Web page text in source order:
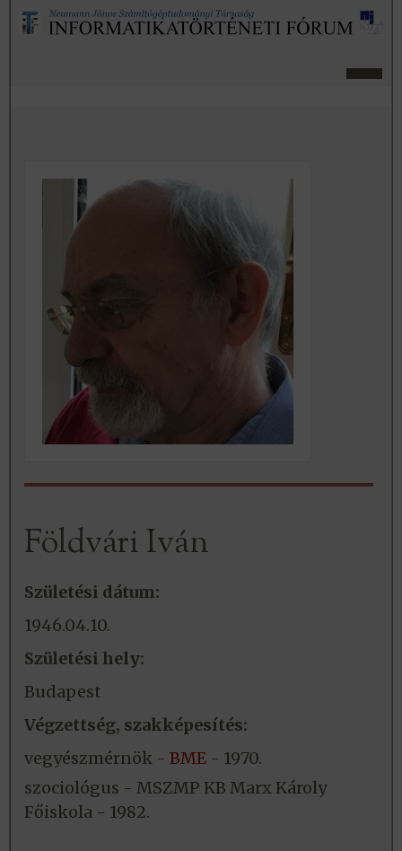
Földvári Iván
Születési dátum:
1946.04.10.
Születési hely:
Budapest
Végzettség, szakképesítés:
vegyészmérnök - BME - 1970.
szociológus - MSZMP KB Marx Károly
Főiskola - 1982.